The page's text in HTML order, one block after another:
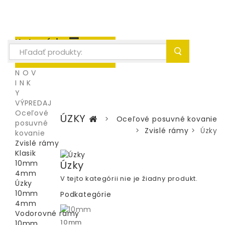
Kategórie
N O V
I N K
Y
VÝPREDAJ
Oceľové
posuvné
kovanie
Zvislé rámy
Klasik
10mm
4mm
Úzky
10mm
4mm
Vodorovné rámy
ÚZKY >
Oceľové posuvné kovanie
>
Zvislé rámy > Úzky
Úzky
V tejto kategórii nie je žiadny produkt.
Podkategórie
10mm